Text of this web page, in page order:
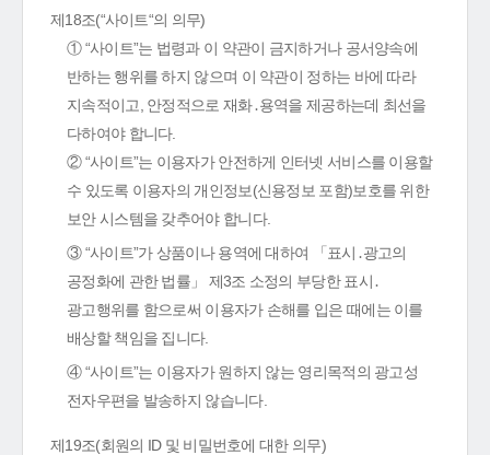
제18조(“사이트“의 의무)
① “사이트”는 법령과 이 약관이 금지하거나 공서양속에
반하는 행위를 하지 않으며 이 약관이 정하는 바에 따라
지속적이고, 안정적으로 재화․용역을 제공하는데 최선을
다하여야 합니다.
② “사이트”는 이용자가 안전하게 인터넷 서비스를 이용할
수 있도록 이용자의 개인정보(신용정보 포함)보호를 위한
보안 시스템을 갖추어야 합니다.
③ “사이트”가 상품이나 용역에 대하여 「표시․광고의
공정화에 관한 법률」 제3조 소정의 부당한 표시․
광고행위를 함으로써 이용자가 손해를 입은 때에는 이를
배상할 책임을 집니다.
④ “사이트”는 이용자가 원하지 않는 영리목적의 광고성
전자우편을 발송하지 않습니다.
제19조(회원의 ID 및 비밀번호에 대한 의무)